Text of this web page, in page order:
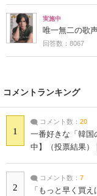
実施中
唯一無二の歌
回答数：8067
コメントランキング
1
コメント数： 20
一番好きな「韓国
中】（投票結果）
2
コメント数： 7
「もっと早く買